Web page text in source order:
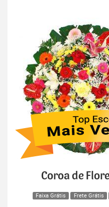
Coroa de
Faixa Grátis Frete Grátis